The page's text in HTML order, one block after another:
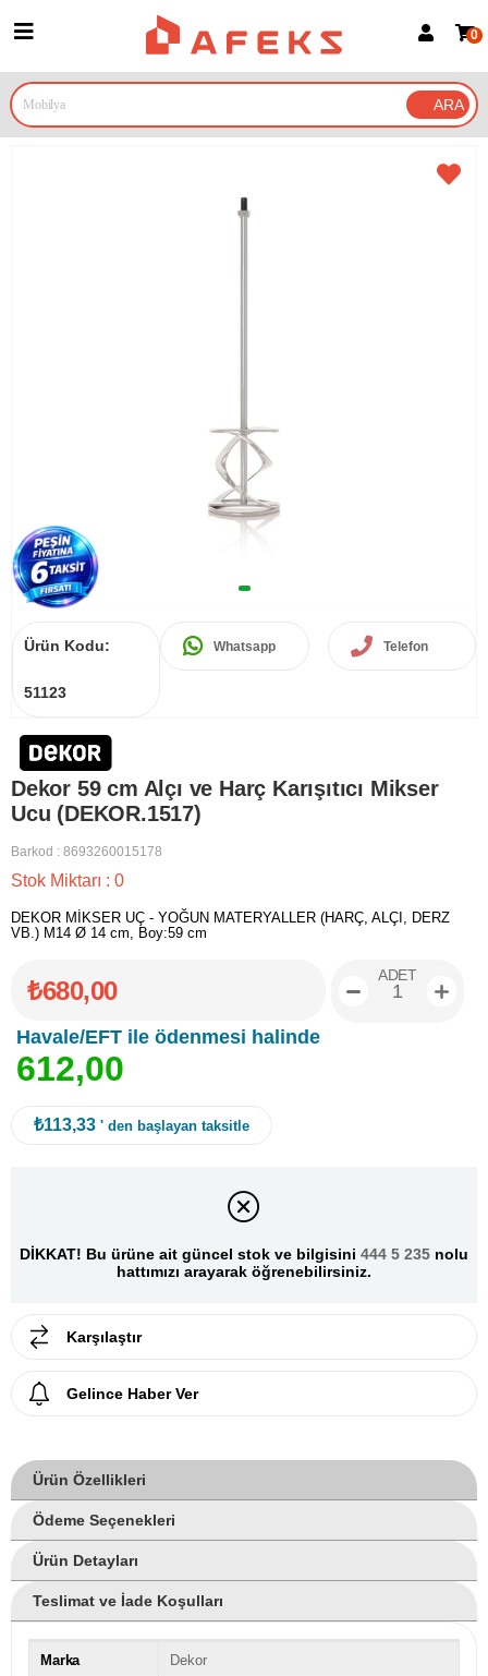
Google İle Bağlan
0
Ürün Kodu:
51123
Whatsapp Telefon
Dekor 59 cm Alçı ve Harç Karışıtıcı Mikser
Ucu (DEKOR.1517)
Barkod : 8693260015178
Stok Miktarı : 0
DEKOR MİKSER UÇ - YOĞUN MATERYALLER (HARÇ, ALÇI, DERZ
VB.) M14 Ø 14 cm, Boy:59 cm
₺680,00
Havale/EFT ile ödenmesi halinde
612,00
ADET
₺113,33 ' den başlayan taksitle
DİKKAT! Bu ürüne ait güncel stok ve bilgisini 444 5 235 nolu
hattımızı arayarak öğrenebilirsiniz.
Karşılaştır
Gelince Haber Ver
Ürün Özellikleri
Ödeme Seçenekleri
Ürün Detayları
Teslimat ve İade Koşulları
Marka Dekor